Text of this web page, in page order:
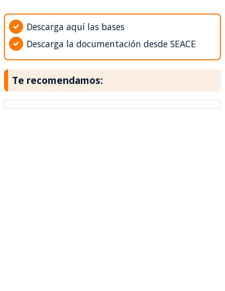
Descarga aquí las bases
Descarga la documentación desde SEACE
Te recomendamos: